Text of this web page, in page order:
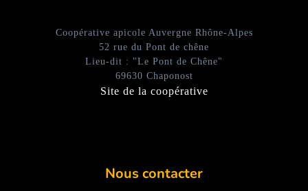
Coopérative apicole Auvergne Rhône-Alpes
52 rue du Pont de chêne
Lieu-dit : "Le Pont de Chêne"
69630 Chaponost
Site de la coopérative
Nous contacter